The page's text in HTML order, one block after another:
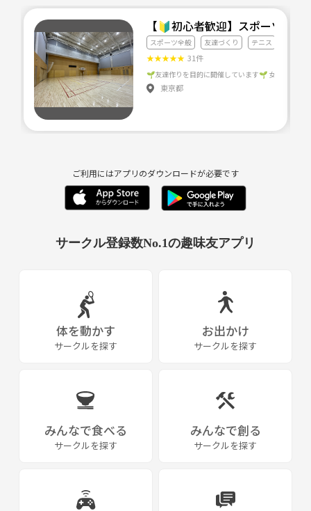
【🔰初心者歓迎】スポーツク
スポーツ全般 友達づくり テニス
★★★★★ 31件
東京都
ご利用にはアプリのダウンロードが必要です
サークル登録数No.1の趣味友アプリ
体を動かす
サークルを探す
お出かけ
サークルを探す
みんなで食べる
サークルを探す
みんなで創る
サークルを探す